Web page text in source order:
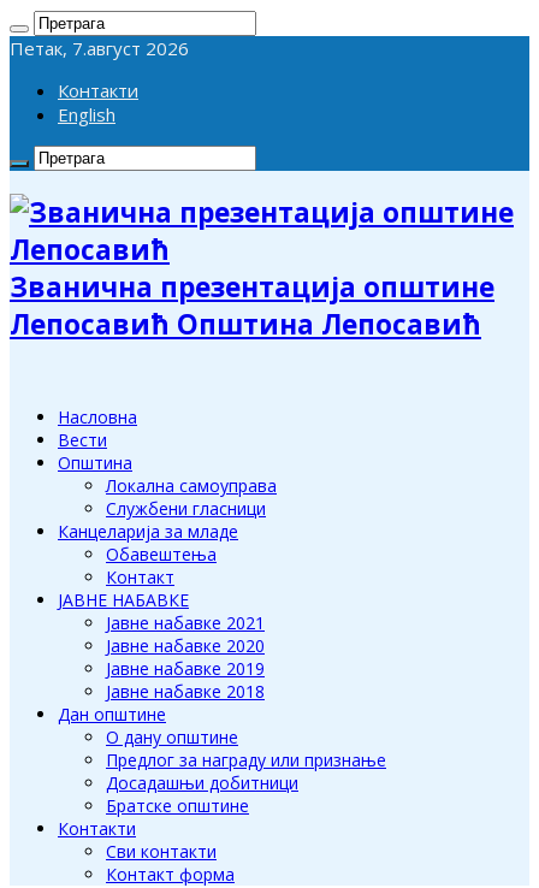
Петак, 7.август 2026
Контакти
English
Званична презентација општине
Лепосавић Општина Лепосавић
Насловна
Вести
Општина
Локална самоуправа
Службени гласници
Канцеларија за младе
Обавештења
Контакт
ЈАВНЕ НАБАВКЕ
Јавне набавке 2021
Јавне набавке 2020
Јавне набавке 2019
Јавне набавке 2018
Дан општине
О дану општине
Предлог за награду или признање
Досадашњи добитници
Братске општине
Контакти
Сви контакти
Контакт форма